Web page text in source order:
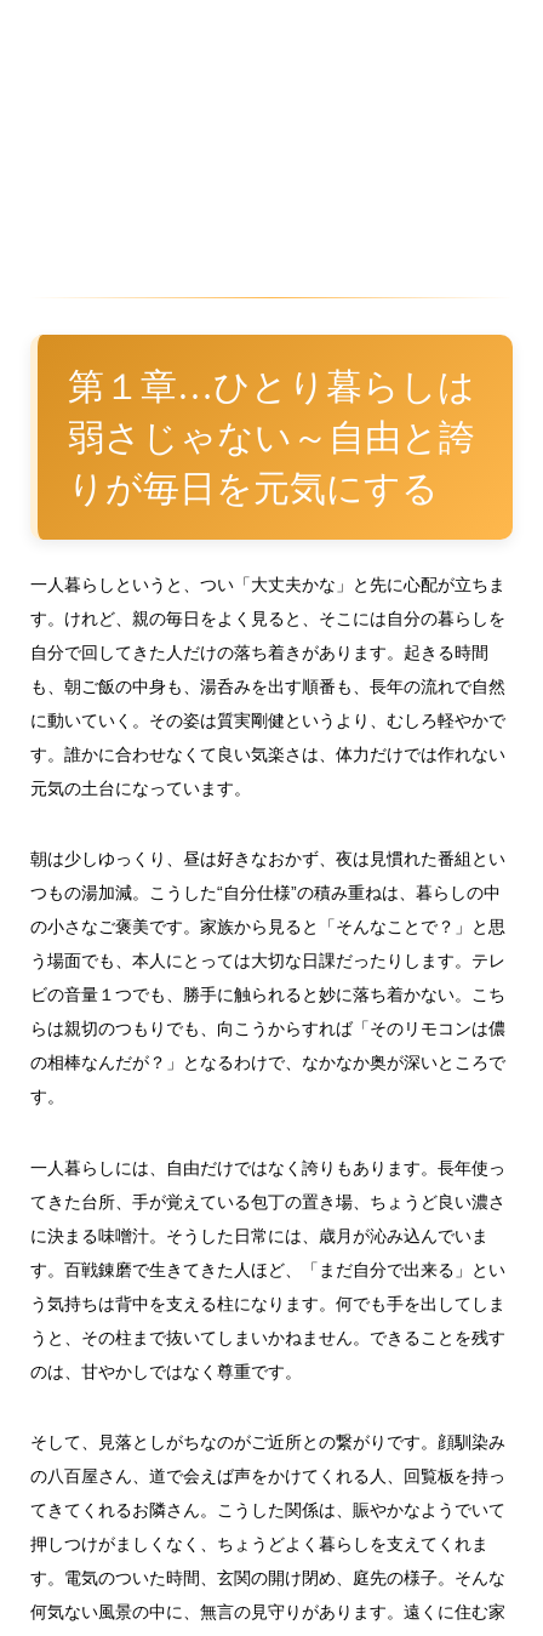
第１章…ひとり暮らしは
弱さじゃない～自由と誇
りが毎日を元気にする
一人暮らしというと、つい「大丈夫かな」と先に心配が立ちま
す。けれど、親の毎日をよく見ると、そこには自分の暮らしを
自分で回してきた人だけの落ち着きがあります。起きる時間
も、朝ご飯の中身も、湯呑みを出す順番も、長年の流れで自然
に動いていく。その姿は質実剛健というより、むしろ軽やかで
す。誰かに合わせなくて良い気楽さは、体力だけでは作れない
元気の土台になっています。
朝は少しゆっくり、昼は好きなおかず、夜は見慣れた番組とい
つもの湯加減。こうした“自分仕様”の積み重ねは、暮らしの中
の小さなご褒美です。家族から見ると「そんなことで？」と思
う場面でも、本人にとっては大切な日課だったりします。テレ
ビの音量１つでも、勝手に触られると妙に落ち着かない。こち
らは親切のつもりでも、向こうからすれば「そのリモコンは儂
の相棒なんだが？」となるわけで、なかなか奥が深いところで
す。
一人暮らしには、自由だけではなく誇りもあります。長年使っ
てきた台所、手が覚えている包丁の置き場、ちょうど良い濃さ
に決まる味噌汁。そうした日常には、歳月が沁み込んでいま
す。百戦錬磨で生きてきた人ほど、「まだ自分で出来る」とい
う気持ちは背中を支える柱になります。何でも手を出してしま
うと、その柱まで抜いてしまいかねません。できることを残す
のは、甘やかしではなく尊重です。
そして、見落としがちなのがご近所との繋がりです。顔馴染み
の八百屋さん、道で会えば声をかけてくれる人、回覧板を持っ
てきてくれるお隣さん。こうした関係は、賑やかなようでいて
押しつけがましくなく、ちょうどよく暮らしを支えてくれま
す。電気のついた時間、玄関の開け閉め、庭先の様子。そんな
何気ない風景の中に、無言の見守りがあります。遠くに住む家